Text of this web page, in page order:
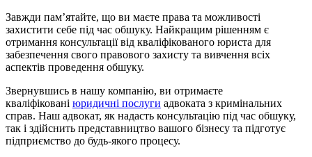
Завжди пам’ятайте, що ви маєте права та можливості
захистити себе під час обшуку. Найкращим рішенням є
отримання консультації від кваліфікованого юриста для
забезпечення свого правового захисту та вивчення всіх
аспектів проведення обшуку.
Звернувшись в нашу компанію, ви отримаєте
кваліфіковані юридичні послуги адвоката з кримінальних
справ. Наш адвокат, як надасть консультацію під час обшуку,
так і здійснить представництво вашого бізнесу та підготує
підприємство до будь-якого процесу.